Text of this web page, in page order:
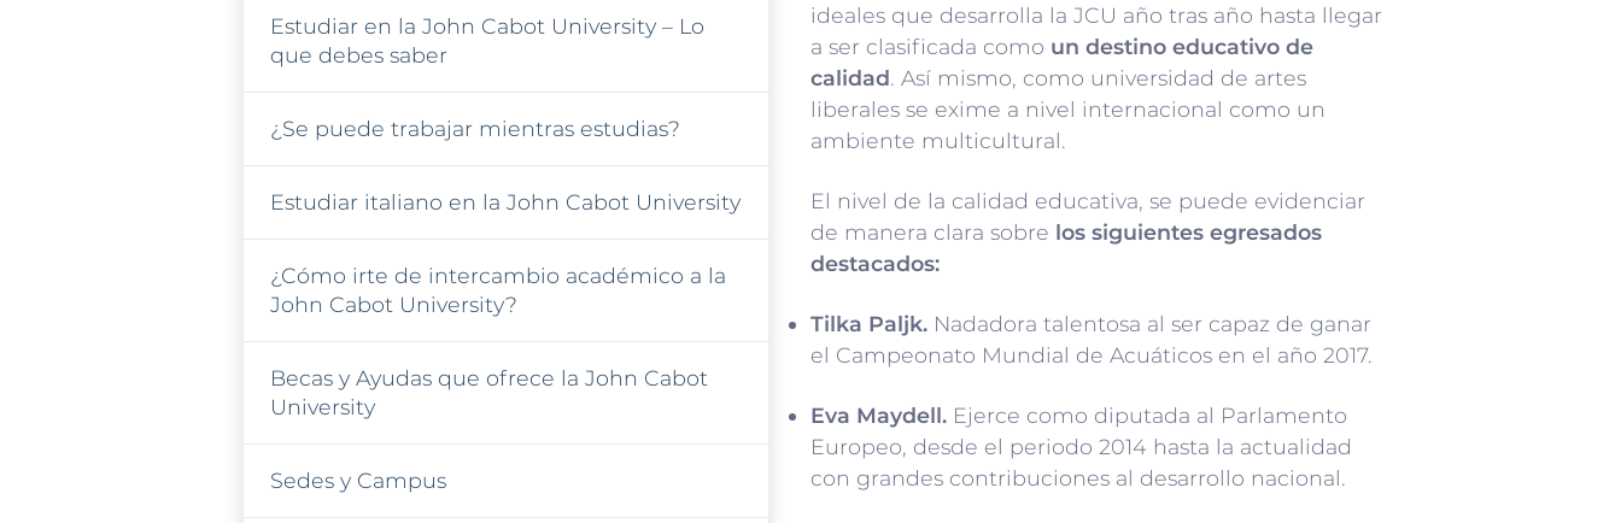
Estudiar en la John Cabot University – Lo
que debes saber
¿Se puede trabajar mientras estudias?
Estudiar italiano en la John Cabot University
¿Cómo irte de intercambio académico a la
John Cabot University?
Becas y Ayudas que ofrece la John Cabot
University
Sedes y Campus
ideales que desarrolla la JCU año tras año hasta llegar
a ser clasificada como un destino educativo de
calidad. Así mismo, como universidad de artes
liberales se exime a nivel internacional como un
ambiente multicultural.
El nivel de la calidad educativa, se puede evidenciar
de manera clara sobre los siguientes egresados
destacados:
Tilka Paljk. Nadadora talentosa al ser capaz de ganar
el Campeonato Mundial de Acuáticos en el año 2017.
Eva Maydell. Ejerce como diputada al Parlamento
Europeo, desde el periodo 2014 hasta la actualidad
con grandes contribuciones al desarrollo nacional.